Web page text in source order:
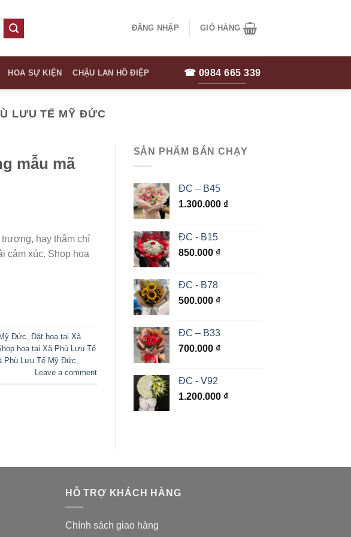
ĐĂNG NHẬP GIỎ HÀNG
HOA SỰ KIỆN CHẬU LAN HỒ ĐIỆP ☎ 0984 665 339
LƯU TẾ MỸ ĐỨC
mẫu mã
hay thậm chí
cảm xúc. Shop hoa
Đức, Đặt hoa tại Xã
hoa tại Xã Phù Lưu Tế
Phù Lưu Tế Mỹ Đức,
Leave a comment
SẢN PHẨM BÁN CHẠY
ĐC – B45
1.300.000 ₫
ĐC - B15
850.000 ₫
ĐC - B78
500.000 ₫
ĐC – B33
700.000 ₫
ĐC - V92
1.200.000 ₫
HỖ TRỢ KHÁCH HÀNG
Chính sách giao hàng